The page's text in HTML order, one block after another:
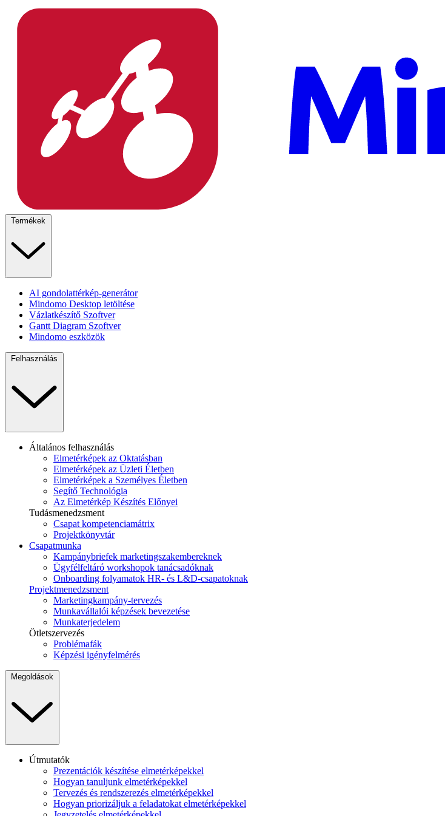
Termékek
AI gondolattérkép-generátor
Mindomo Desktop letöltése
Vázlatkészítő Szoftver
Gantt Diagram Szoftver
Mindomo eszközök
Felhasználás
Általános felhasználás
Elmetérképek az Oktatásban
Elmetérképek az Üzleti Életben
Elmetérképek a Személyes Életben
Segítő Technológia
Az Elmetérkép Készítés Előnyei
Tudásmenedzsment
Csapat kompetenciamátrix
Projektkönyvtár
Csapatmunka
Kampánybriefek marketingszakembereknek
Ügyfélfeltáró workshopok tanácsadóknak
Onboarding folyamatok HR- és L&D-csapatoknak
Projektmenedzsment
Marketingkampány-tervezés
Munkavállalói képzések bevezetése
Munkaterjedelem
Ötletszervezés
Problémafák
Képzési igényfelmérés
Megoldások
Útmutatók
Prezentációk készítése elmetérképekkel
Hogyan tanuljunk elmetérképekkel
Tervezés és rendszerezés elmetérképekkel
Hogyan priorizáljuk a feladatokat elmetérképekkel